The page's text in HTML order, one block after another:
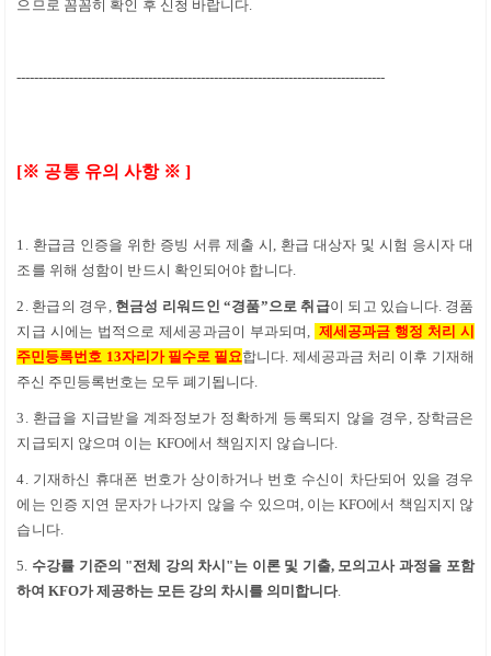
으므로 꼼꼼히 확인 후 신청 바랍니다.
------------------------------------------------------------------------------------
[※ 공통 유의 사항 ※]
1. 환급금 인증을 위한 증빙 서류 제출 시, 환급 대상자 및 시험 응시자 대
조를 위해 성함이 반드시 확인되어야 합니다.
2. 환급의 경우, 현금성 리워드인“경품”으로 취급이 되고 있습니다. 경품
지급 시에는 법적으로 제세공과금이 부과되며, 제세공과금 행정 처리 시
주민등록번호 13자리가 필수로 필요합니다. 제세공과금 처리 이후 기재해
주신 주민등록번호는 모두폐기됩니다.
3. 환급을 지급받을 계좌정보가 정확하게 등록되지 않을 경우, 장학금은
지급되지 않으며 이는 KFO에서 책임지지 않습니다.
4. 기재하신 휴대폰 번호가 상이하거나 번호 수신이 차단되어 있을 경우
에는 인증 지연 문자가 나가지 않을 수 있으며, 이는KFO에서 책임지지 않
습니다.
5. 수강률 기준의 "전체 강의 차시"는 이론 및 기출, 모의고사 과정을 포함
하여 KFO가 제공하는 모든 강의 차시를 의미합니다.